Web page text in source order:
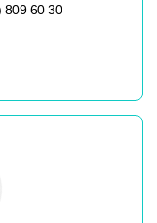
809 60 30